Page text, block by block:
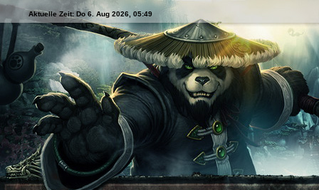
Aktuelle Zeit: Do 6. Aug 2026, 05:49